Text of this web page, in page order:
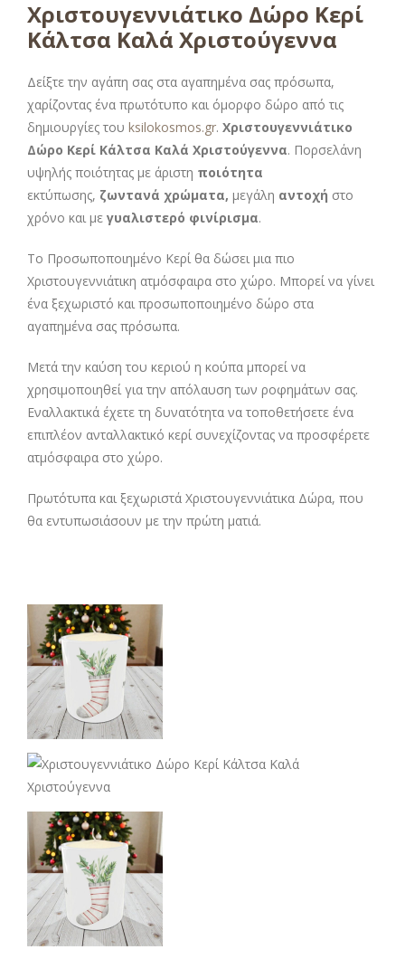
Χριστουγεννιάτικο Δώρο Κερί
Κάλτσα Καλά Χριστούγεννα
Δείξτε την αγάπη σας στα αγαπημένα σας πρόσωπα,
χαρίζοντας ένα πρωτότυπο και όμορφο δώρο από τις
δημιουργίες του ksilokosmos.gr. Χριστουγεννιάτικο
Δώρο Κερί Κάλτσα Καλά Χριστούγεννα. Πορσελάνη
υψηλής ποιότητας με άριστη ποιότητα
εκτύπωσης, ζωντανά χρώματα, μεγάλη αντοχή στο
χρόνο και με γυαλιστερό φινίρισμα.
Το Προσωποποιημένο Κερί θα δώσει μια πιο
Χριστουγεννιάτικη ατμόσφαιρα στο χώρο. Μπορεί να γίνει
ένα ξεχωριστό και προσωποποιημένο δώρο στα
αγαπημένα σας πρόσωπα.
Μετά την καύση του κεριού η κούπα μπορεί να
χρησιμοποιηθεί για την απόλαυση των ροφημάτων σας.
Εναλλακτικά έχετε τη δυνατότητα να τοποθετήσετε ένα
επιπλέον ανταλλακτικό κερί συνεχίζοντας να προσφέρετε
ατμόσφαιρα στο χώρο.
Πρωτότυπα και ξεχωριστά Χριστουγεννιάτικα Δώρα, που
θα εντυπωσιάσουν με την πρώτη ματιά.